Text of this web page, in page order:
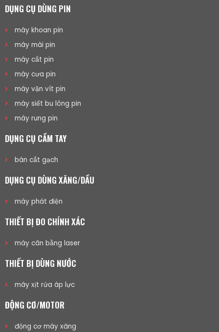
DỤNG CỤ DÙNG PIN
máy khoan pin
máy mài pin
máy cắt pin
máy cưa pin
máy vặn vít pin
máy siết bu lông pin
máy rung pin
DỤNG CỤ CẦM TAY
bàn cắt gạch
DỤNG CỤ DÙNG XĂNG/DẦU
máy phát điện
THIẾT BỊ ĐO CHÍNH XÁC
máy cân bằng laser
THIẾT BỊ DÙNG NƯỚC
máy xịt rửa áp lực
ĐỘNG CƠ/MOTOR
động cơ máy xăng